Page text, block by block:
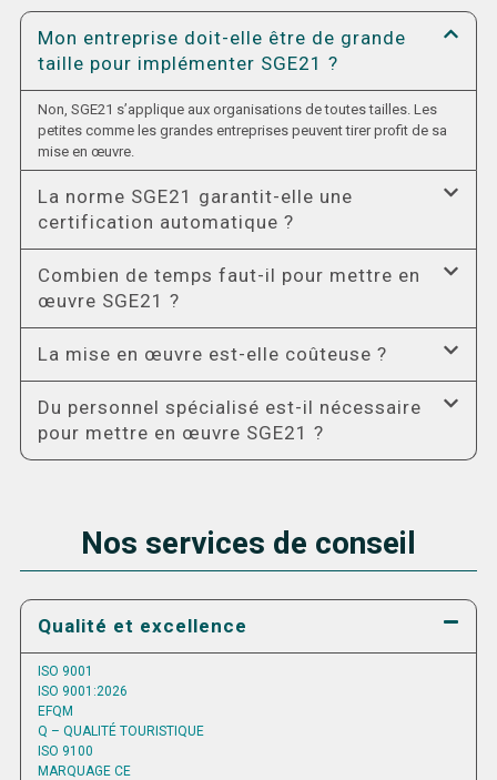
Mon entreprise doit-elle être de grande
taille pour implémenter SGE21 ?
Non, SGE21 s’applique aux organisations de toutes tailles. Les
petites comme les grandes entreprises peuvent tirer profit de sa
mise en œuvre.
La norme SGE21 garantit-elle une
certification automatique ?
Combien de temps faut-il pour mettre en
œuvre SGE21 ?
La mise en œuvre est-elle coûteuse ?
Du personnel spécialisé est-il nécessaire
pour mettre en œuvre SGE21 ?
Nos services de conseil
Qualité et excellence
ISO 9001
ISO 9001:2026
EFQM
Q – QUALITÉ TOURISTIQUE
ISO 9100
MARQUAGE CE